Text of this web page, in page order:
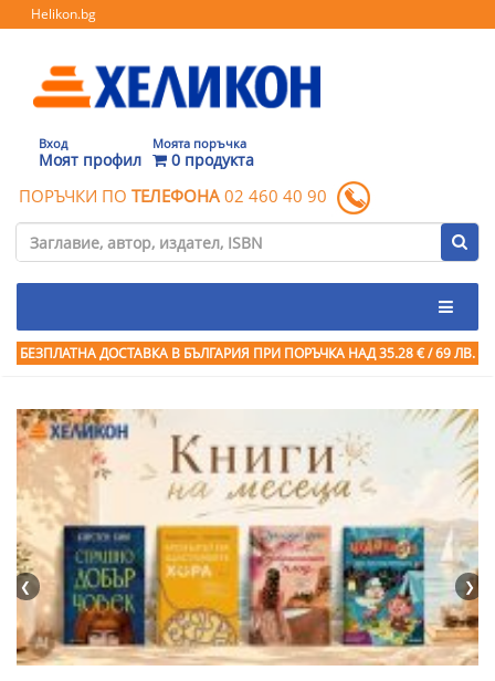
Helikon.bg
Вход
Моят профил
Моята поръчка
0 продукта
ПОРЪЧКИ ПО ТЕЛЕФОНА 02 460 40 90
БЕЗПЛАТНА ДОСТАВКА В БЪЛГАРИЯ ПРИ ПОРЪЧКА НАД 35.28 € / 69 ЛВ.
❮ ❯